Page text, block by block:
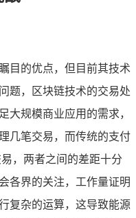
目的优点，但目前其技术
题，区块链技术的交易处
大规模商业应用的需求，
几笔交易，而传统的支付
，两者之间的差距十分
各界的关注，工作量证明
复杂的运算，这导致能源